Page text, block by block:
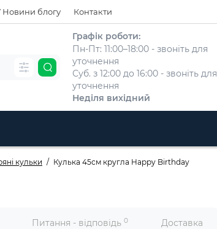
Новини блогу Контакти
Графік роботи:
Пн-Пт: 11:00–18:00 - звоніть для
уточнення
Суб. з 12:00 до 16:00 - звоніть для
уточнення
Неділя вихідний
кульки Кулька 45см кругла Happy Birthday
Питання - відповідь 0 Доставка